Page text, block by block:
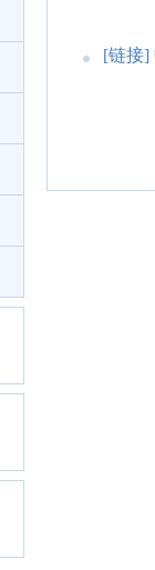
[链接]